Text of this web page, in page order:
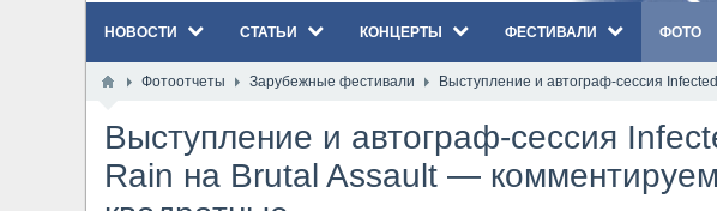
ANTHRAX представили новый сингл и видеоклип «Th...
XANDRIA представили новый сингл под названием «...
НОВОСТИ СТАТЬИ КОНЦЕРТЫ ФЕСТИВАЛИ ФОТО
Фотоотчеты Зарубежные фестивали Выступление и автограф-сессия
Выступление и автограф-сессия
Rain на Brutal Assault —